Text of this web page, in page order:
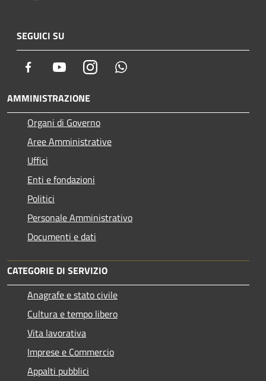
SEGUICI SU
Facebook YoutubeInstagram
AMMINISTRAZIONE
Organi di Governo
Aree Amministrative
Uffici
Enti e fondazioni
Politici
Personale Amministrativo
Documenti e dati
CATEGORIE DI SERVIZIO
Anagrafe e stato civile
Cultura e tempo libero
Vita lavorativa
Imprese e Commercio
Appalti pubblici